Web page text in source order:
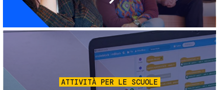
Immagine
ATTIVITÀ PER LE SCUOLE